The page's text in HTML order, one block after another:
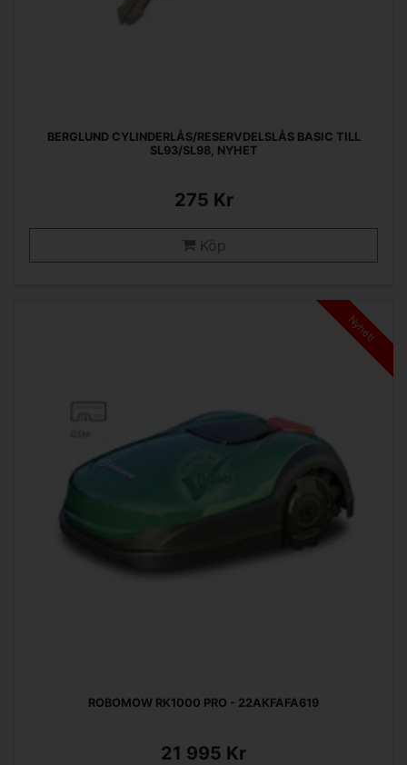
BERGLUND CYLINDERLÅS/RESERVDELSLÅS BASIC TILL
SL93/SL98, NYHET
275 Kr
Köp
Nyhet!
ROBOMOW RK1000 PRO - 22AKFAFA619
21 995 Kr